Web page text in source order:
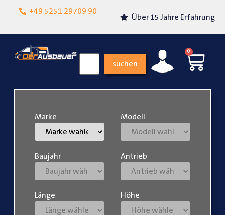
+49 5251 29709 90
Lokalgeschäft in
Über 15 Jahre Erfahrung
suchen
0
Marke Modell
Baujahr Antrieb
Länge Höhe